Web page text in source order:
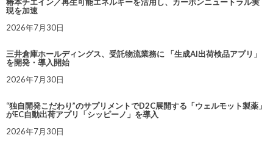
現を加速
2026年7月30日
三井倉庫ホールディングス、受託物流業務に 「生成AI出荷検品アプリ」
を開発・導入開始
2026年7月30日
“独自開発こだわり”のサプリメントでD2C展開する「ウェルモット製薬」
がEC自動出荷アプリ「シッピーノ」を導入
2026年7月30日